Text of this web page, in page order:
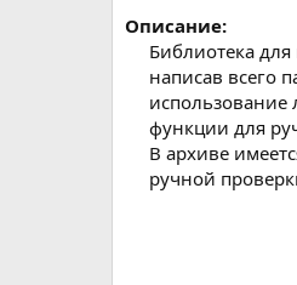
Описание:
Библиотека
написав всего
использование
функции для
В архиве
ручной